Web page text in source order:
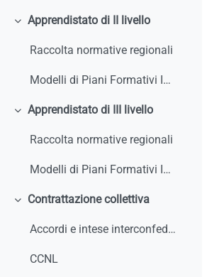
Minimizza
Apprendistato di II livello
Raccolta normative regionali
Modelli di Piani Formativi Individuali
Minimizza
Apprendistato di III livello
Raccolta normative regionali
Modelli di Piani Formativi Individuali
Minimizza
Contrattazione collettiva
Accordi e intese interconfederali
CCNL